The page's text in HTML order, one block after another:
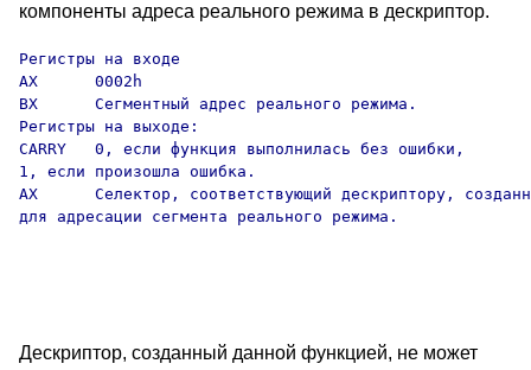
компоненты адреса реального режима в дескриптор.
Регистры на входе
AX      0002h
BX      Сегментный адрес реального режима.
Регистры на выходе:
CARRY   0, если функция выполнилась без ошибки,
1, если произошла ошибка.
AX      Селектор, соответствующий дескриптору,
для адресации сегмента реального режима.
Дескриптор, созданный данной функцией, не может